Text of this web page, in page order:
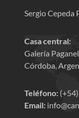
Sergio Cepeda
Casa central:
Galería
Córdoba,
Teléfono:
Email: